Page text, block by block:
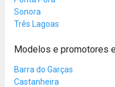
Sonora
Três Lagoas
Modelos e promotores
Barra do Garças
Castanheira